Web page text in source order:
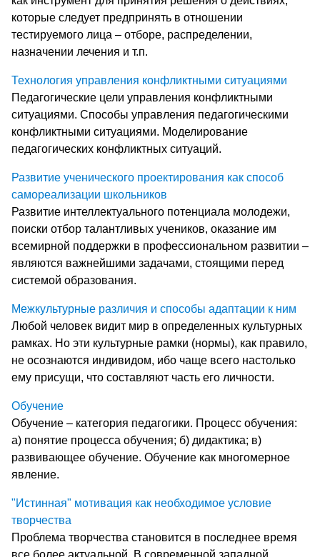
которые следует предпринять в отношении
тестируемого лица – отборе, распределении,
назначении лечения и т.п.
Технология управления конфликтными ситуациями
Педагогические цели управления конфликтными
ситуациями. Способы управления педагогическими
конфликтными ситуациями. Моделирование
педагогических конфликтных ситуаций.
Развитие ученического проектирования как способ
самореализации школьников
Развитие интеллектуального потенциала молодежи,
поиски отбор талантливых учеников, оказание им
всемирной поддержки в профессиональном развитии –
являются важнейшими задачами, стоящими перед
системой образования.
Межкультурные различия и способы адаптации к ним
Любой человек видит мир в определенных культурных
рамках. Но эти культурные рамки (нормы), как правило,
не осознаются индивидом, ибо чаще всего настолько
ему присущи, что составляют часть его личности.
Обучение
Обучение – категория педагогики. Процесс обучения:
а) понятие процесса обучения; б) дидактика; в)
развивающее обучение. Обучение как многомерное
явление.
"Истинная" мотивация как необходимое условие
творчества
Проблема творчества становится в последнее время
все более актуальной. В современной западной